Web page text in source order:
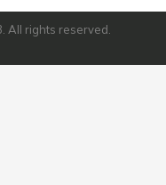
All rights reserved.